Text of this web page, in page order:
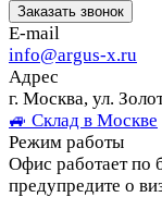
Заказать звонок
E-mail
info@argus-x.ru
Адрес
г. Москва, ул.
🚙 Склад в Москве
Режим работы
Офис работает по
предупредите о